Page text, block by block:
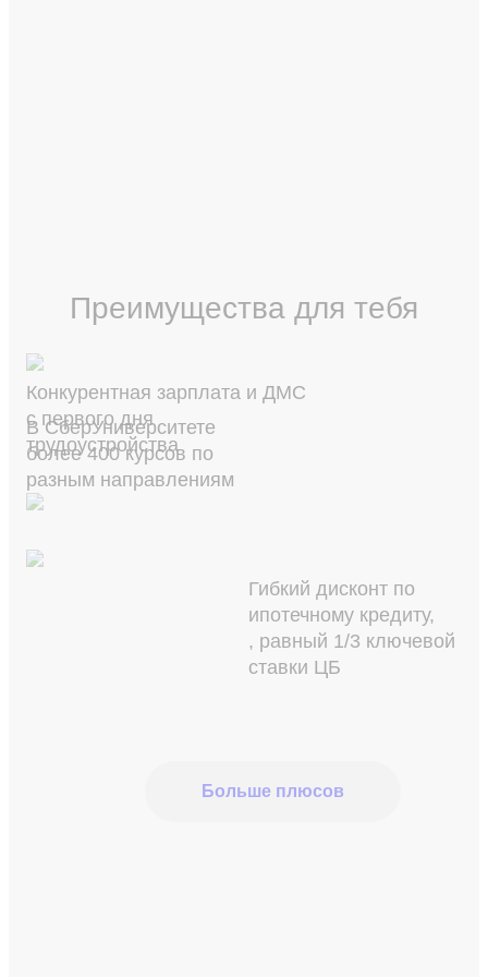
Преимущества для тебя
Конкурентная зарплата и ДМС
с первого дня
трудоустройства
В СберУниверситете
более 400 курсов по
разным направлениям
Гибкий дисконт по
ипотечному кредиту,
, равный 1/3 ключевой
ставки ЦБ
Больше плюсов